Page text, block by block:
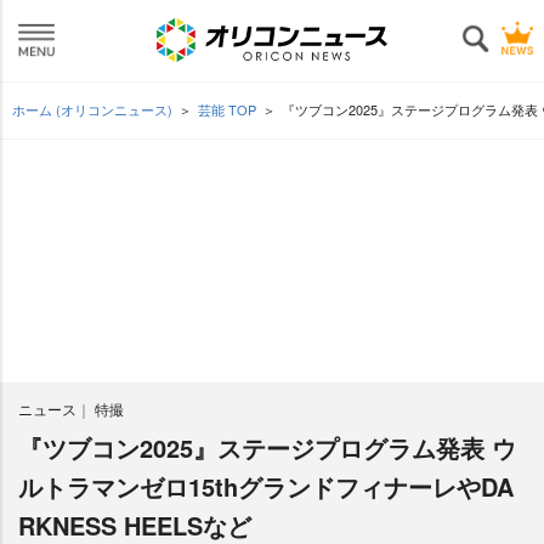
ホーム (オリコンニュース) 芸能 TOP 『ツブコン2025』ステージプログラム発
ニュース 特撮
『ツブコン2025』ステージプログラム発表 ウ
ルトラマンゼロ15thグランドフィナーレやDA
RKNESS HEELSなど